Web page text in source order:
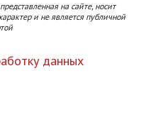
на сайте, носит
и не является публичной
данных